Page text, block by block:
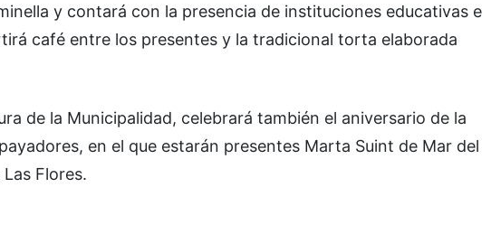
y contará con la presencia de instituciones educativas e
café entre los presentes y la tradicional torta elaborada
de la Municipalidad, celebrará también el aniversario de la
en el que estarán presentes Marta Suint de Mar del
Flores.